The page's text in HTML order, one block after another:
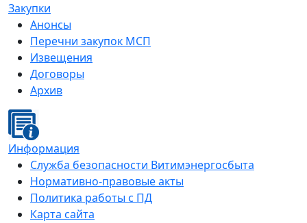
Закупки
Анонсы
Перечни закупок МСП
Извещения
Договоры
Архив
Информация
Служба безопасности Витимэнергосбыта
Нормативно-правовые акты
Политика работы с ПД
Карта сайта